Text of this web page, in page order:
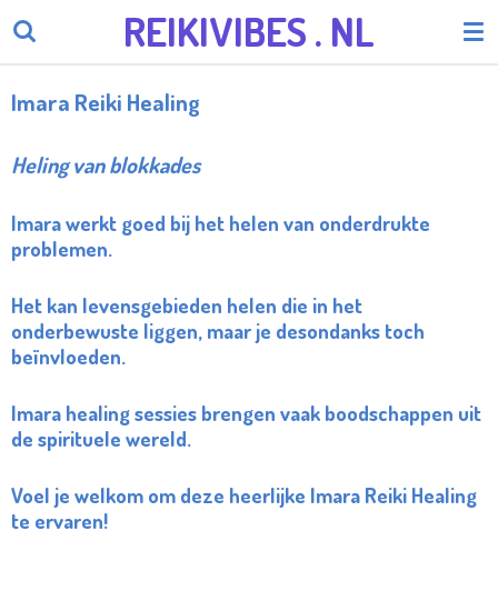
Ga
de
REIKIVIBES. NL
Imara Reiki Healing
Heling van blokkades
Imara werkt goed bij het helen van onderdrukte
problemen.
Het kan levensgebieden helen die in het
onderbewuste liggen, maar je desondanks toch
beïnvloeden.
Imara healing sessies brengen vaak boodschappen uit
de spirituele wereld.
Voel je welkom om deze heerlijke Imara Reiki Healing
te ervaren!